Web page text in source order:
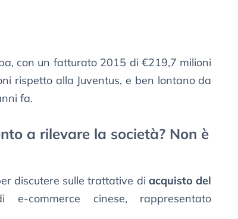
con un fatturato 2015 di €219,7 milioni
rispetto alla Juventus, e ben lontano da
fa.
a rilevare la società? Non è
discutere sulle trattative diacquisto del
cinese, rappresentato